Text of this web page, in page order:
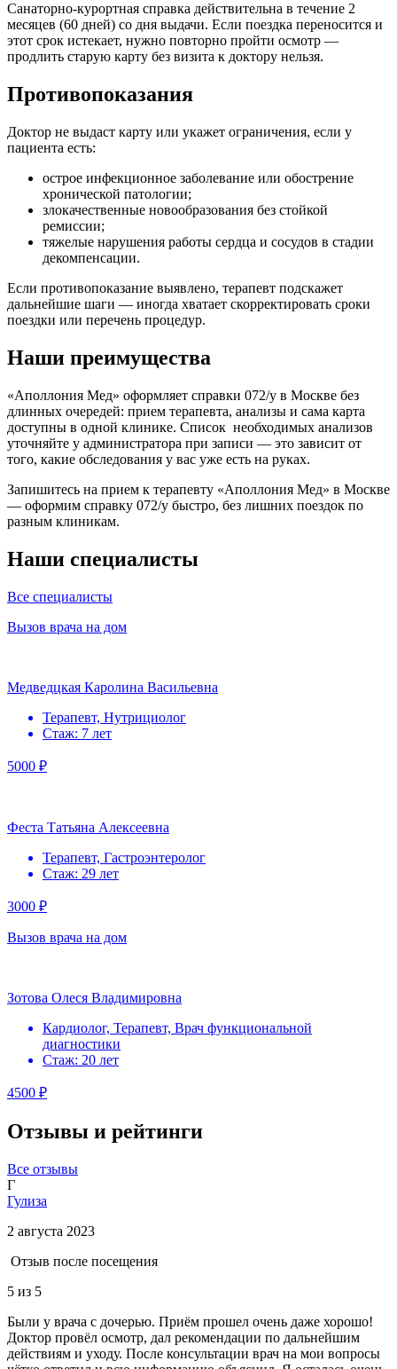
Санаторно-курортная справка действительна в течение 2
месяцев (60 дней) со дня выдачи. Если поездка переносится и
этот срок истекает, нужно повторно пройти осмотр —
продлить старую карту без визита к доктору нельзя.
Противопоказания
Доктор не выдаст карту или укажет ограничения, если у
пациента есть:
острое инфекционное заболевание или обострение
хронической патологии;
злокачественные новообразования без стойкой
ремиссии;
тяжелые нарушения работы сердца и сосудов в стадии
декомпенсации.
Если противопоказание выявлено, терапевт подскажет
дальнейшие шаги — иногда хватает скорректировать сроки
поездки или перечень процедур.
Наши преимущества
«Аполлония Мед» оформляет справки 072/у в Москве без
длинных очередей: прием терапевта, анализы и сама карта
доступны в одной клинике. Список необходимых анализов
уточняйте у администратора при записи — это зависит от
того, какие обследования у вас уже есть на руках.
Запишитесь на прием к терапевту «Аполлония Мед» в Москве
— оформим справку 072/у быстро, без лишних поездок по
разным клиникам.
Наши специалисты
Все специалисты
Вызов врача на дом
Медведцкая Каролина Васильевна
Терапевт, Нутрициолог
Стаж: 7 лет
5000 ₽
Феста Татьяна Алексеевна
Терапевт, Гастроэнтеролог
Стаж: 29 лет
3000 ₽
Вызов врача на дом
Зотова Олеся Владимировна
Кардиолог, Терапевт, Врач функциональной
диагностики
Стаж: 20 лет
4500 ₽
Отзывы и рейтинги
Все отзывы
Г
Гулиза
2 августа 2023
Отзыв после посещения
5 из 5
Были у врача с дочерью. Приём прошел очень даже хорошо!
Доктор провёл осмотр, дал рекомендации по дальнейшим
действиям и уходу. После консультации врач на мои вопросы